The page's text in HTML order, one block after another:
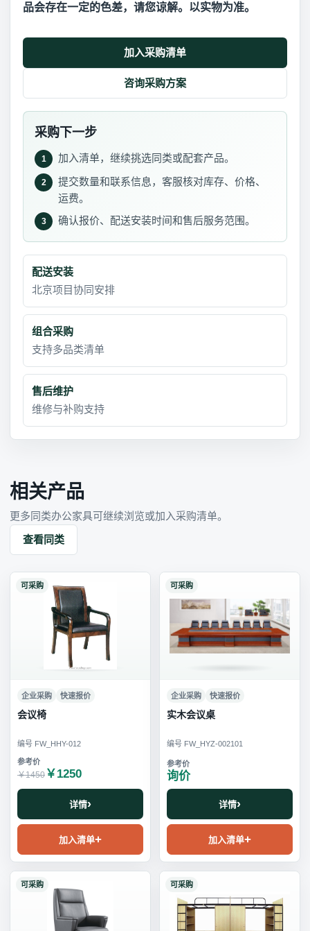
品会存在一定的色差，请您谅解。以实物为准。
加入采购清单
咨询采购方案
采购下一步
1 加入清单，继续挑选同类或配套产品。
2
提交数量和联系信息，客服核对库存、价格、
运费。
3 确认报价、配送安装时间和售后服务范围。
配送安装
北京项目协同安排
组合采购
支持多品类清单
售后维护
维修与补购支持
相关产品
更多同类办公家具可继续浏览或加入采购清单。
查看同类
可采购
企业采购 快速报价
会议椅
编号 FW_HHY-012
￥1450 ￥1250
详情
加入清单
可采购
企业采购 快速报价
实木会议桌
编号 FW_HYZ-002101
询价
详情
加入清单
可采购 可采购